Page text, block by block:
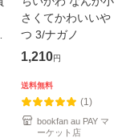
さくてかわいいや
つ 3/ナガノ
1,210円
送料無料
(1)
bookfan au PAY マ
ーケット店